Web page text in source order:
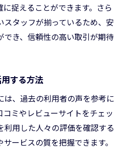
張買取を成功させるための
業者の評判と実績
のテクニック
スの利用手順の確認
きる契約内容のチェック
際の注意点大阪市福島区の
捉えることができます。さら
スタッフが揃っているため、安
でき、信頼性の高い取引が期待
する方法
は、過去の利用者の声を参考に
ミやレビューサイトをチェッ
利用した人々の評価を確認する
ービスの質を把握できます。